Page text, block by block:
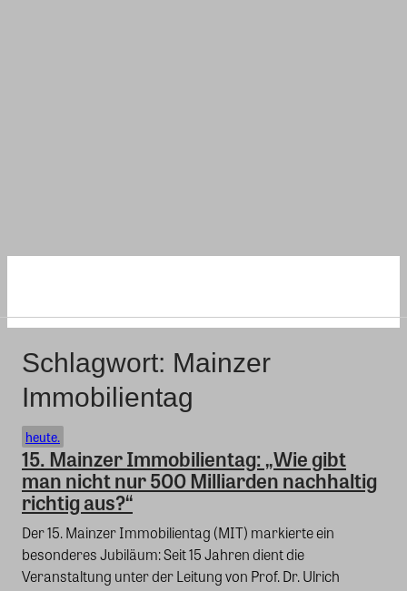
Schlagwort: Mainzer
Immobilientag
heute.
15. Mainzer Immobilientag: „Wie gibt
man nicht nur 500 Milliarden nachhaltig
richtig aus?“
Der 15. Mainzer Immobilientag (MIT) markierte ein
besonderes Jubiläum: Seit 15 Jahren dient die
Veranstaltung unter der Leitung von Prof. Dr. Ulrich